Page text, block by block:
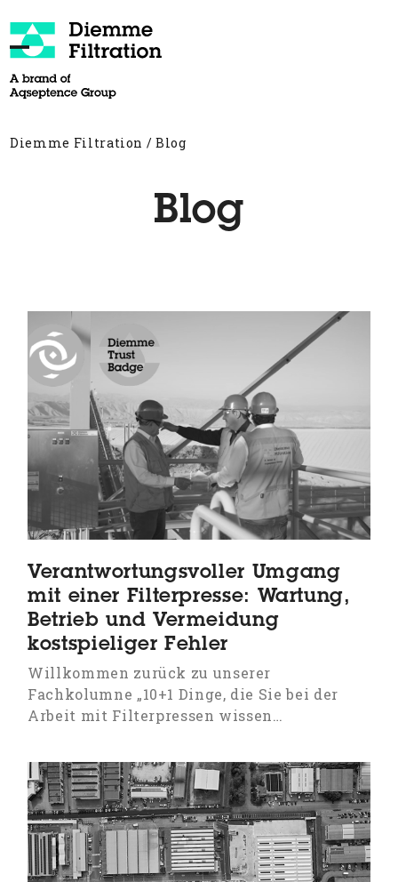
to
content
mobile
mobile
Diemme Filtration /Blog
Blog
Verantwortungsvoller Umgang
mit einer Filterpresse: Wartung,
Betrieb und Vermeidung
kostspieliger Fehler
Willkommen zurück zu unserer
Fachkolumne „10+1 Dinge, die Sie bei der
Arbeit mit Filterpressen wissen…